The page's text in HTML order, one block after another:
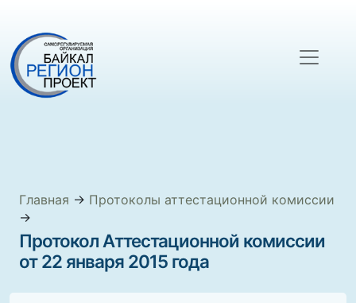
Главная → Протоколы аттестационной комиссии
→
Протокол Аттестационной комиссии
от 22 января 2015 года